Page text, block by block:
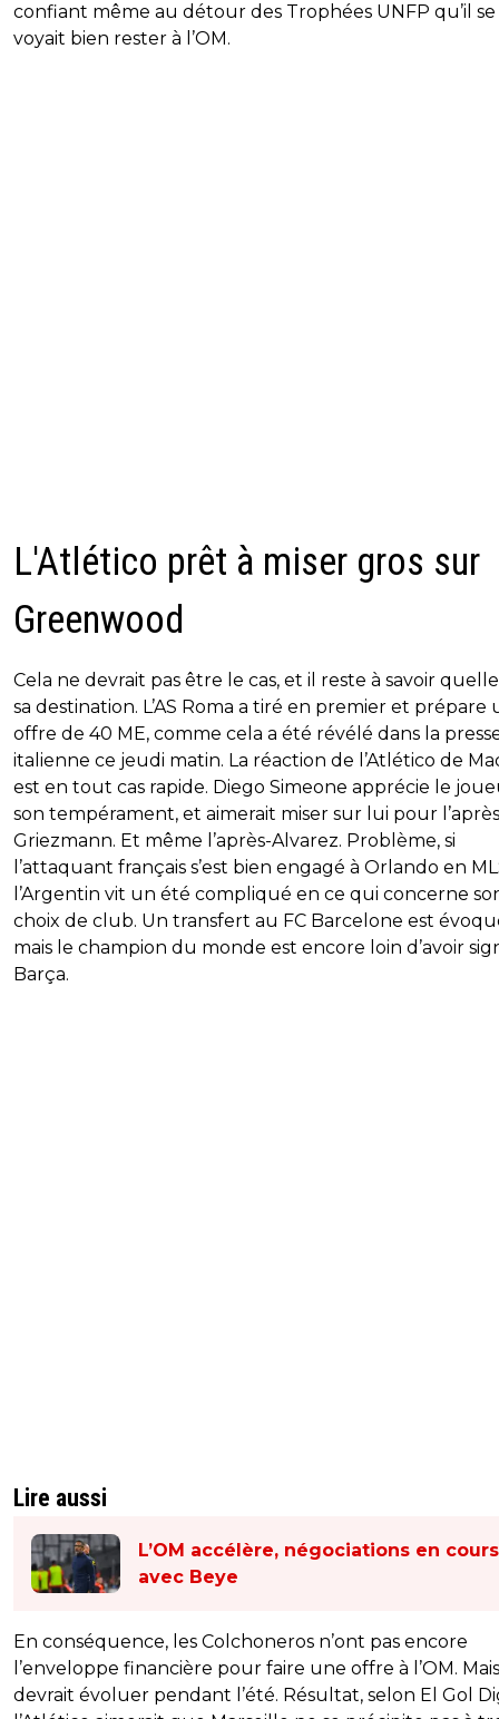
confiant même au détour des Trophées UNFP qu’il se
voyait bien rester à l’OM.
L'Atlético prêt à miser gros sur
Greenwood
Cela ne devrait pas être le cas, et il reste à savoir
sa destination. L’AS Roma a tiré en premier et prépare
offre de 40 ME, comme cela a été révélé dans la
italienne ce jeudi matin. La réaction de l’Atlético de
est en tout cas rapide. Diego Simeone apprécie le
son tempérament, et aimerait miser sur lui pour
Griezmann. Et même l’après-Alvarez. Problème, si
l’attaquant français s’est bien engagé à Orlando en
l’Argentin vit un été compliqué en ce qui concerne
choix de club. Un transfert au FC Barcelone est
mais le champion du monde est encore loin d’avoir
Barça.
Lire aussi
L’OM accélère, négociations en cours
avec Beye
En conséquence, les Colchoneros n’ont pas encore
l’enveloppe financière pour faire une offre à l’OM.
devrait évoluer pendant l’été. Résultat, selon El Gol